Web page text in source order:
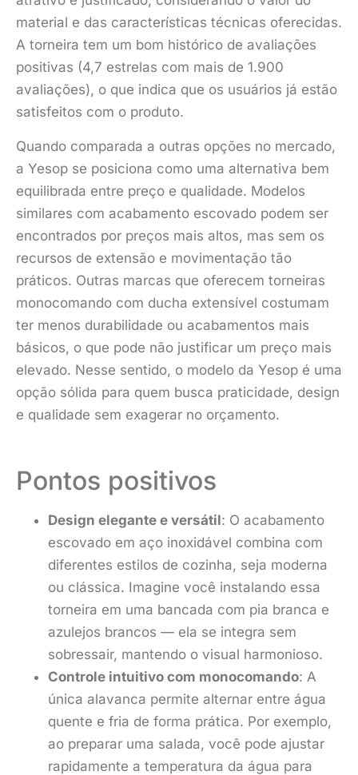
material e das características técnicas oferecidas.
A torneira tem um bom histórico de avaliações
positivas (4,7 estrelas com mais de 1.900
avaliações), o que indica que os usuários já estão
satisfeitos com o produto.
Quando comparada a outras opções no mercado,
a Yesop se posiciona como uma alternativa bem
equilibrada entre preço e qualidade. Modelos
similares com acabamento escovado podem ser
encontrados por preços mais altos, mas sem os
recursos de extensão e movimentação tão
práticos. Outras marcas que oferecem torneiras
monocomando com ducha extensível costumam
ter menos durabilidade ou acabamentos mais
básicos, o que pode não justificar um preço mais
elevado. Nesse sentido, o modelo da Yesop é uma
opção sólida para quem busca praticidade, design
e qualidade sem exagerar no orçamento.
Pontos positivos
Design elegante e versátil: O acabamento
escovado em aço inoxidável combina com
diferentes estilos de cozinha, seja moderna
ou clássica. Imagine você instalando essa
torneira em uma bancada com pia branca e
azulejos brancos — ela se integra sem
sobressair, mantendo o visual harmonioso.
Controle intuitivo com monocomando: A
única alavanca permite alternar entre água
quente e fria de forma prática. Por exemplo,
ao preparar uma salada, você pode ajustar
rapidamente a temperatura da água para